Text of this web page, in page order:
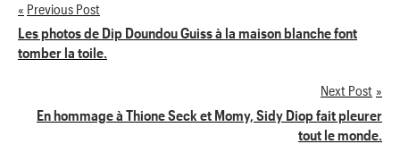
Navigation
de
Previous Post
Les photos de Dip Doundou Guiss à la maison blanche font
tomber la toile.
Next Post
En hommage à Thione Seck et Momy, Sidy Diop fait pleurer
tout le monde.